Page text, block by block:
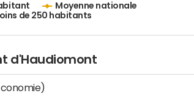
Moyenne nationale
de 250 habitants
d'Haudiomont